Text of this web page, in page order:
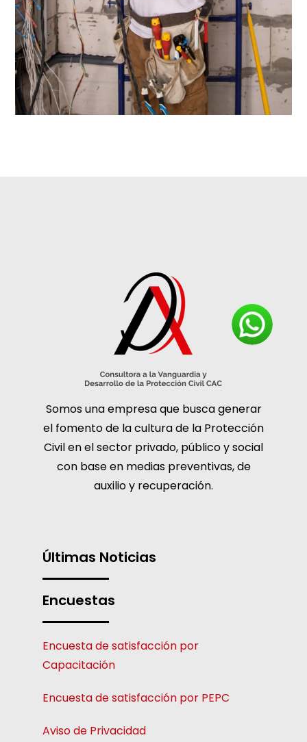
Somos una empresa que busca generar
el fomento de la cultura de la Protección
Civil en el sector privado, público y social
con base en medias preventivas, de
auxilio y recuperación.
Últimas Noticias
Encuestas
Encuesta de satisfacción por
Capacitación
Encuesta de satisfacción por PEPC
Aviso de Privacidad